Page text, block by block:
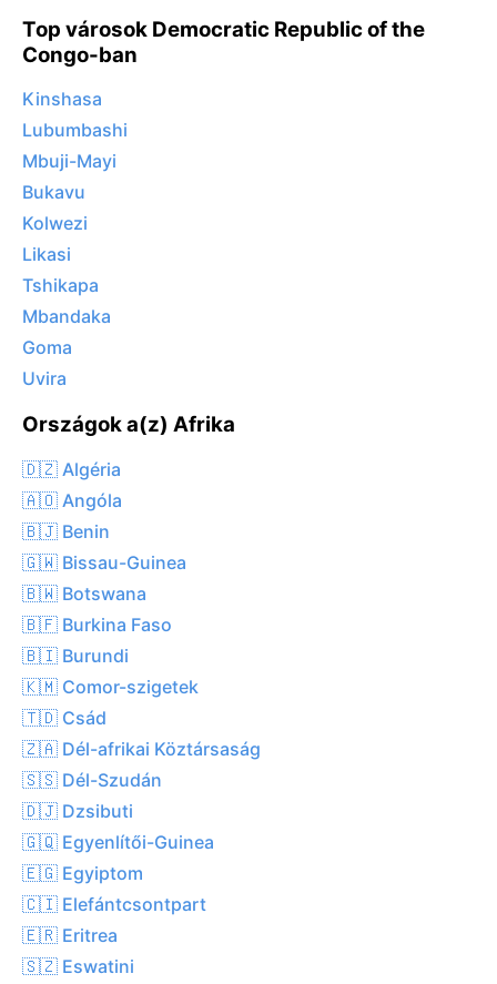
Top városok Democratic Republic of the
Congo-ban
Kinshasa
Lubumbashi
Mbuji-Mayi
Bukavu
Kolwezi
Likasi
Tshikapa
Mbandaka
Goma
Uvira
Országok a(z) Afrika
🇩🇿 Algéria
🇦🇴 Angóla
🇧🇯 Benin
🇬🇼 Bissau-Guinea
🇧🇼 Botswana
🇧🇫 Burkina Faso
🇧🇮 Burundi
🇰🇲 Comor-szigetek
🇹🇩 Csád
🇿🇦 Dél-afrikai Köztársaság
🇸🇸 Dél-Szudán
🇩🇯 Dzsibuti
🇬🇶 Egyenlítői-Guinea
🇪🇬 Egyiptom
🇨🇮 Elefántcsontpart
🇪🇷 Eritrea
🇸🇿 Eswatini